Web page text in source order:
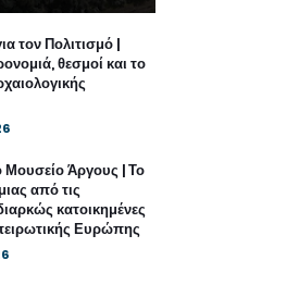
τον Πολιτισμό |
θεσμοί και το
Μουσείο Άργους | Το
από τις
κατοικημένες
Ευρώπης